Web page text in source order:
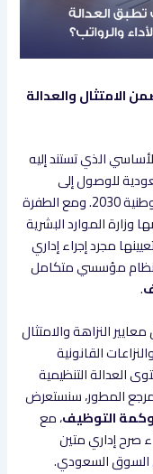
والعدالة
الذي تستند إليه
للوصول إلى
استدامة النمو وتحقيق مستهدفات الرؤية الوطنية 2030. ومع الطفرة
وزارة الموارد البشرية
مجرد إجراء إداري
نظام مؤسسي متكامل
.
النزاهة والامتثال
القانونية
العدالة التنظيمية
المطور، سنستعرض
التوظيف، مع
صرح إداري متين